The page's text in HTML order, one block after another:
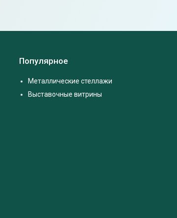
Популярное
Металлические стеллажи
Выставочные витрины